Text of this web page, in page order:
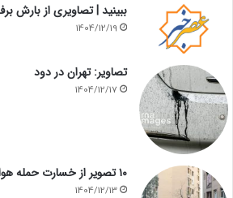
ببینید | تصاویری از بارش
1404/12/19
تصاویر: تهران در دود
1404/12/17
۱۰ تصویر از خسارت حمله هوایی به خیابان‌های تهران
1404/12/13